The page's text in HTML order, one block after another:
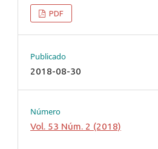
PDF
Publicado
2018-08-30
Número
Vol. 53 Núm. 2 (2018)